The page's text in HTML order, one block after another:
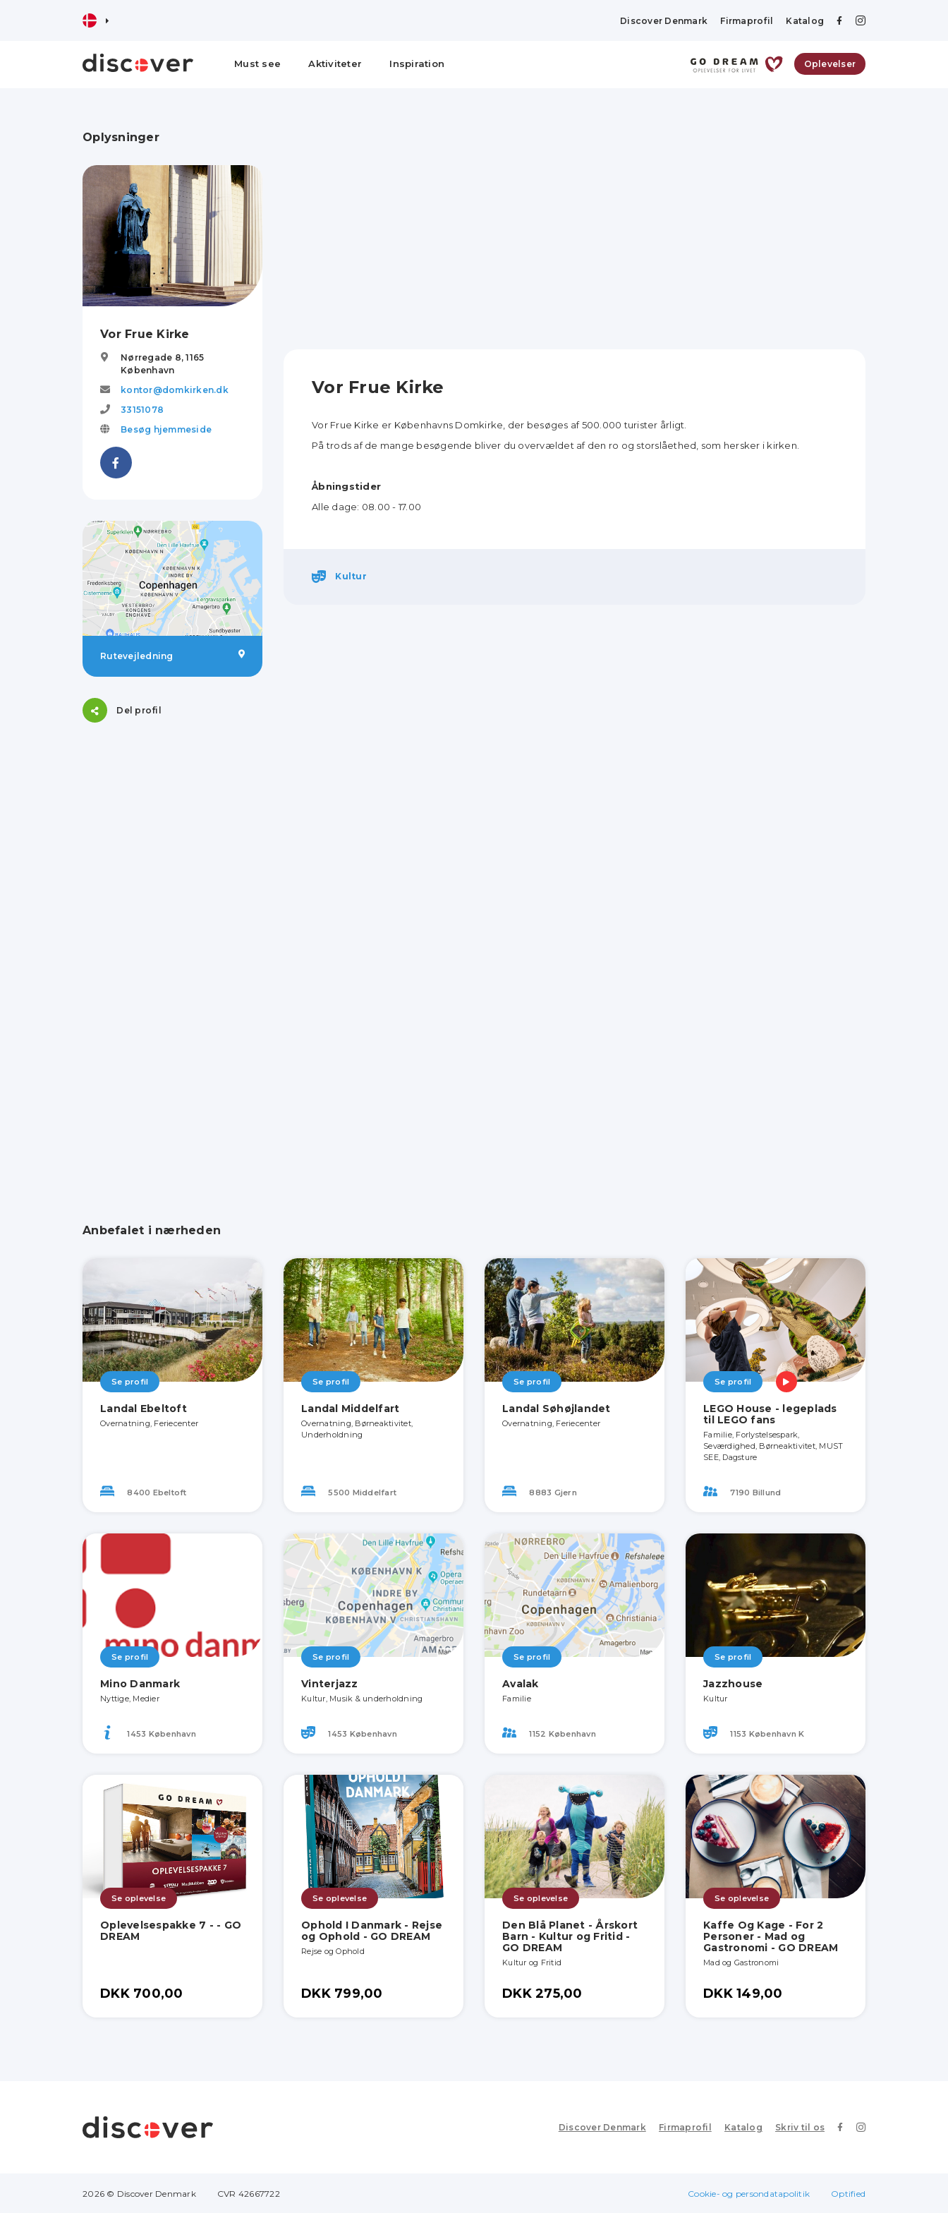
Discover Denmark Firmaprofil Katalog
Must see Aktiviteter Inspiration Oplevelser
Oplysninger
Vor Frue Kirke
Nørregade 8,1165
København
kontor@domkirken.dk
33151078
Besøg hjemmeside
Rutevejledning
Del profil
Vor Frue Kirke
Vor Frue Kirke er Københavns Domkirke, der besøges af 500.000 turister årligt.
På trods af de mange besøgende bliver du overvældet af den ro og storslåethed, som hersker i kirken.
Åbningstider
Alle dage: 08.00 - 17.00
Kultur
Anbefalet i nærheden
Se profil
Landal Ebeltoft
Overnatning, Feriecenter
8400 Ebeltoft
Se profil
Landal Middelfart
Overnatning, Børneaktivitet,
Underholdning
5500 Middelfart
Se profil
Landal Søhøjlandet
Overnatning, Feriecenter
8883 Gjern
Se profil
LEGO House - legeplads
til LEGO fans
Familie, Forlystelsespark,
Seværdighed, Børneaktivitet, MUST
SEE, Dagsture
7190 Billund
Se profil
Mino Danmark
Nyttige, Medier
1453 København
Se profil
Vinterjazz
Kultur, Musik & underholdning
1453 København
Se profil
Avalak
Familie
1152 København
Se profil
Jazzhouse
Kultur
1153 København K
Se oplevelse
Oplevelsespakke 7 - - GO
DREAM
DKK 700,00
Se oplevelse
Ophold I Danmark - Rejse
og Ophold - GO DREAM
Rejse og Ophold
DKK 799,00
Se oplevelse
Den Blå Planet - Årskort
Barn - Kultur og Fritid -
GO DREAM
Kultur og Fritid
DKK 275,00
Se oplevelse
Kaffe Og Kage - For 2
Personer - Mad og
Gastronomi - GO DREAM
Mad og Gastronomi
DKK 149,00
Discover Denmark Firmaprofil Katalog Skriv til os
2026 © Discover Denmark CVR 42667722 Cookie- og persondatapolitik Optified